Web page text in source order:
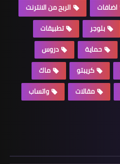
اضافات
الربح من الانترنت
بلوجر
تطبيقات
حماية
دروس
كريبتو
ماك
مقالات
واتساب